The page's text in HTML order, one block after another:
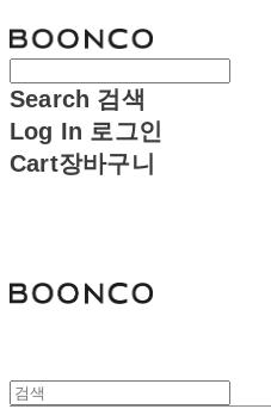
Search 검색
Log In 로그인
Cart장바구니